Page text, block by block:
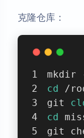
克隆仓库：
mkdir
cd
/
git
cd
git